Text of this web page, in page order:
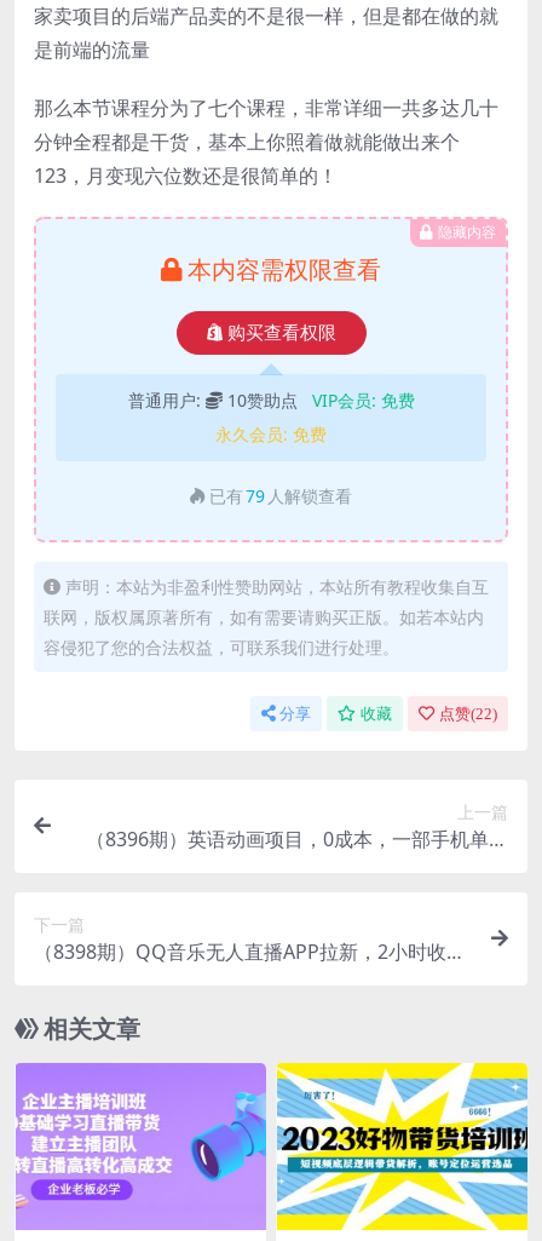
家卖项目的后端产品卖的不是很一样，但是都在做的就
是前端的流量
那么本节课程分为了七个课程，非常详细一共多达几十
分钟全程都是干货，基本上你照着做就能做出来个
123，月变现六位数还是很简单的！
隐藏内容
本内容需权限查看
购买查看权限
普通用户: 10赞助点 VIP会员: 免费
永久会员: 免费
已有79 人解锁查看
声明：本站为非盈利性赞助网站，本站所有教程收集自互
联网，版权属原著所有，如有需要请购买正版。如若本站内
容侵犯了您的合法权益，可联系我们进行处理。
分享 收藏 点赞(22)
上一篇
（8396期）英语动画项目，0成本，一部手机单日
下一篇
（8398期）QQ音乐无人直播APP拉新，2小时收入
相关文章